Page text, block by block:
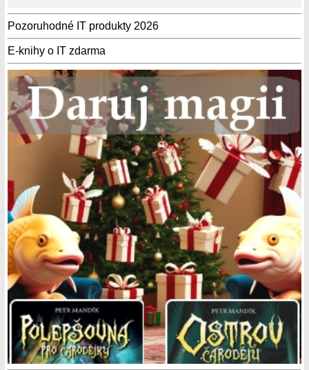
Pozoruhodné IT produkty 2026
E-knihy o IT zdarma